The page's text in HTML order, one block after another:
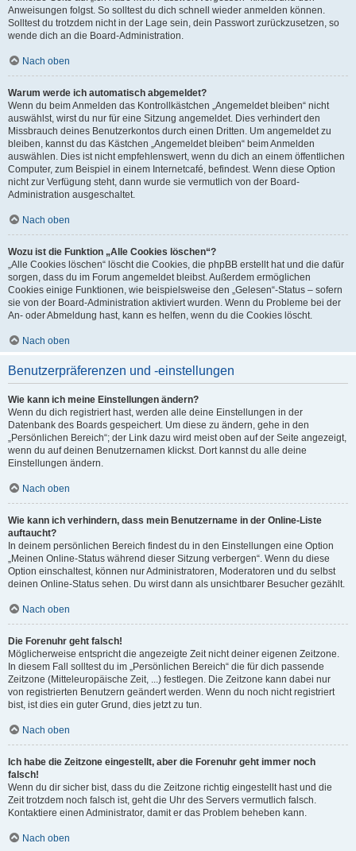
Anweisungen folgst. So solltest du dich schnell wieder anmelden können.
Solltest du trotzdem nicht in der Lage sein, dein Passwort zurückzusetzen, so
wende dich an die Board-Administration.
Nach oben
Warum werde ich automatisch abgemeldet?
Wenn du beim Anmelden das Kontrollkästchen „Angemeldet bleiben“ nicht
auswählst, wirst du nur für eine Sitzung angemeldet. Dies verhindert den
Missbrauch deines Benutzerkontos durch einen Dritten. Um angemeldet zu
bleiben, kannst du das Kästchen „Angemeldet bleiben“ beim Anmelden
auswählen. Dies ist nicht empfehlenswert, wenn du dich an einem öffentlichen
Computer, zum Beispiel in einem Internetcafé, befindest. Wenn diese Option
nicht zur Verfügung steht, dann wurde sie vermutlich von der Board-
Administration ausgeschaltet.
Nach oben
Wozu ist die Funktion „Alle Cookies löschen“?
„Alle Cookies löschen“ löscht die Cookies, die phpBB erstellt hat und die dafür
sorgen, dass du im Forum angemeldet bleibst. Außerdem ermöglichen
Cookies einige Funktionen, wie beispielsweise den „Gelesen“-Status – sofern
sie von der Board-Administration aktiviert wurden. Wenn du Probleme bei der
An- oder Abmeldung hast, kann es helfen, wenn du die Cookies löscht.
Nach oben
Benutzerpräferenzen und -einstellungen
Wie kann ich meine Einstellungen ändern?
Wenn du dich registriert hast, werden alle deine Einstellungen in der
Datenbank des Boards gespeichert. Um diese zu ändern, gehe in den
„Persönlichen Bereich“; der Link dazu wird meist oben auf der Seite angezeigt,
wenn du auf deinen Benutzernamen klickst. Dort kannst du alle deine
Einstellungen ändern.
Nach oben
Wie kann ich verhindern, dass mein Benutzername in der Online-Liste
auftaucht?
In deinem persönlichen Bereich findest du in den Einstellungen eine Option
„Meinen Online-Status während dieser Sitzung verbergen“. Wenn du diese
Option einschaltest, können nur Administratoren, Moderatoren und du selbst
deinen Online-Status sehen. Du wirst dann als unsichtbarer Besucher gezählt.
Nach oben
Die Forenuhr geht falsch!
Möglicherweise entspricht die angezeigte Zeit nicht deiner eigenen Zeitzone.
In diesem Fall solltest du im „Persönlichen Bereich“ die für dich passende
Zeitzone (Mitteleuropäische Zeit, ...) festlegen. Die Zeitzone kann dabei nur
von registrierten Benutzern geändert werden. Wenn du noch nicht registriert
bist, ist dies ein guter Grund, dies jetzt zu tun.
Nach oben
Ich habe die Zeitzone eingestellt, aber die Forenuhr geht immer noch
falsch!
Wenn du dir sicher bist, dass du die Zeitzone richtig eingestellt hast und die
Zeit trotzdem noch falsch ist, geht die Uhr des Servers vermutlich falsch.
Kontaktiere einen Administrator, damit er das Problem beheben kann.
Nach oben